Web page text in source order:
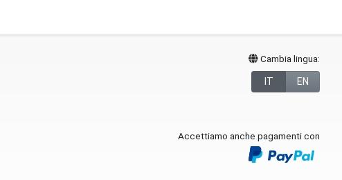
Cambia lingua:
IT EN
Accettiamo anche pagamenti con